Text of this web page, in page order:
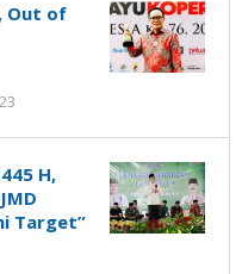
Out of
Susanto
H,
Target”